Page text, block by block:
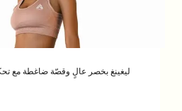
ليغينغ بخصر عالٍ وقصّة ضاغطة مع